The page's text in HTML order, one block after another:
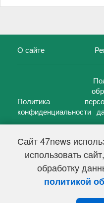
Сайт 47news
использовать
обработку
политикой
О сайте
Политика
конфиденциальности
47 новостей (47 news)2005
Свидетельство о
Федеральной службой по
информационных